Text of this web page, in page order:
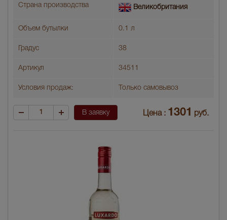
Страна производства Великобритания
Объем бутылки 0.1 л
Градус 38
Артикул 34511
Условия продаж: Только самовывоз
В заявку Цена : 1301 руб.